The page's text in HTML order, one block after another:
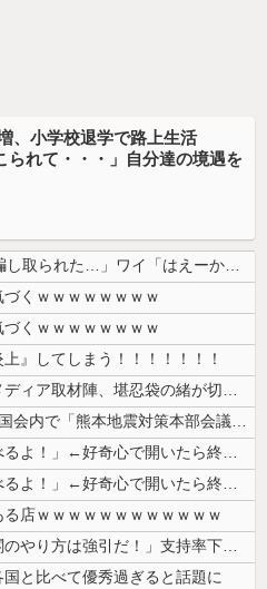
、小学校退学で路上生活
られて・・・」自分達の境遇を
積水ハウス「地面師に55億円騙し取られた…」ワイ「はえーかわいそう…会...
づくｗｗｗｗｗｗｗｗ
づくｗｗｗｗｗｗｗｗ
』してしまう！！！！！！！
熊本の被災地で暴れまくったメディア取材陣、堪忍袋の緒が切れた地元住民が...
（ ´_ゝ`）中道・立憲・公明、国会内で「熊本地震対策本部会議」各省庁...
【悲報】「ブロック人数を調べるよ！」←好奇心で開いたら終わるサイトだっ...
【悲報】「ブロック人数を調べるよ！」←好奇心で開いたら終わるサイトだっ...
店ｗｗｗｗｗｗｗｗｗｗｗｗ
【悲報】石破茂さん「高市内閣のやり方は強引だ！」支持率下落の理由を指摘...
国と比べて優秀過ぎると話題に